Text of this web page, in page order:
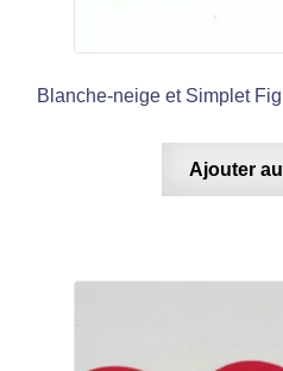
Blanche-neige et Simplet
Ajouter